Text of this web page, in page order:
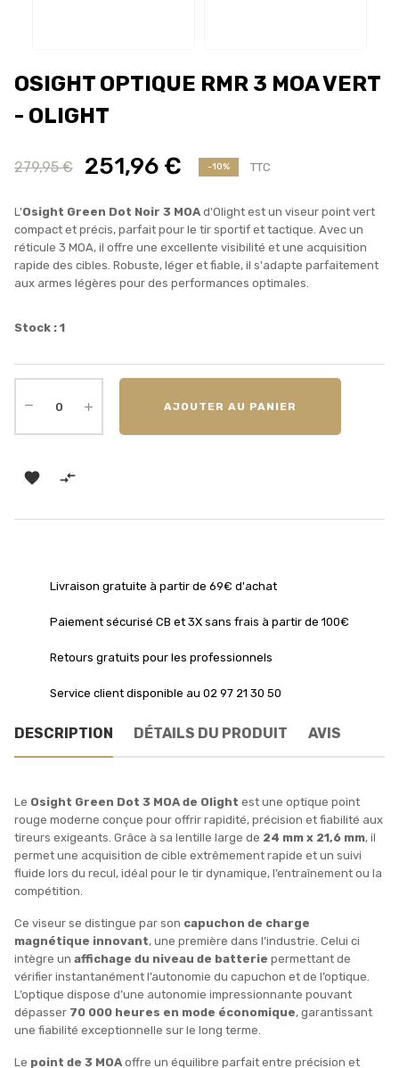
OSIGHT OPTIQUE RMR 3 MOA VERT
- OLIGHT
279,95 € 251,96 € -10% TTC
L'Osight Green Dot Noir 3 MOA d'Olight est un viseur point vert
compact et précis, parfait pour le tir sportif et tactique. Avec un
réticule 3 MOA, il offre une excellente visibilité et une acquisition
rapide des cibles. Robuste, léger et fiable, il s'adapte parfaitement
aux armes légères pour des performances optimales.
Stock : 1
AJOUTER AU PANIER
 
Livraison gratuite à partir de 69€ d'achat
Paiement sécurisé CB et 3X sans frais à partir de 100€
Retours gratuits pour les professionnels
Service client disponible au 02 97 21 30 50
DESCRIPTION DÉTAILS DU PRODUIT AVIS
Le Osight Green Dot 3 MOA de Olight est une optique point
rouge moderne conçue pour offrir rapidité, précision et fiabilité aux
tireurs exigeants. Grâce à sa lentille large de 24 mm x 21,6 mm, il
permet une acquisition de cible extrêmement rapide et un suivi
fluide lors du recul, idéal pour le tir dynamique, l’entraînement ou la
compétition.
Ce viseur se distingue par son capuchon de charge
magnétique innovant, une première dans l’industrie. Celui ci
intègre un affichage du niveau de batterie permettant de
vérifier instantanément l’autonomie du capuchon et de l’optique.
L’optique dispose d’une autonomie impressionnante pouvant
dépasser 70 000 heures en mode économique, garantissant
une fiabilité exceptionnelle sur le long terme.
Le point de 3 MOA offre un équilibre parfait entre précision et